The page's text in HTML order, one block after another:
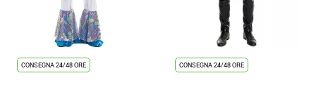
CONSEGNA 24/48 ORE CONSEGNA 24/48 ORE